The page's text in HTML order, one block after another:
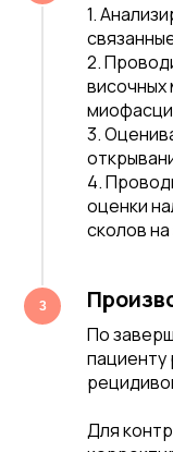
1.
2.
височных
3.
4.
оценки
сколов на
По
пациенту
Для